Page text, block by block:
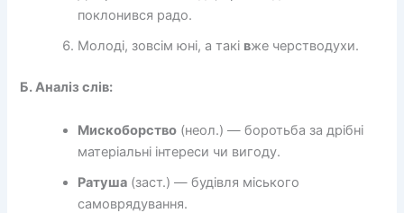
поклонився радо.
Молоді, зовсім юні, а такі вже черстводухи.
Б. Аналіз слів:
Мискоборство (неол.) — боротьба за дрібні
матеріальні інтереси чи вигоду.
Ратуша (заст.) — будівля міського
самоврядування.